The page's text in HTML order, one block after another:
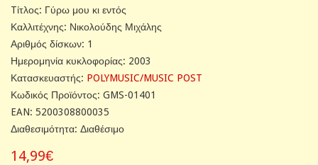
Tίτλος: Γύρω μου κι εντός
Καλλιτέχνης: Νικολούδης Μιχάλης
Αριθμός δίσκων: 1
Ημερομηνία κυκλοφορίας: 2003
Κατασκευαστής: POLYMUSIC/MUSIC POST
Κωδικός Προϊόντος: GMS-01401
EAN: 5200308800035
Διαθεσιμότητα: Διαθέσιμο
14,99€